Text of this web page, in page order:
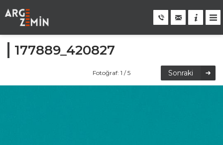
177889_420827
Fotoğraf: 1 / 5 Sonraki